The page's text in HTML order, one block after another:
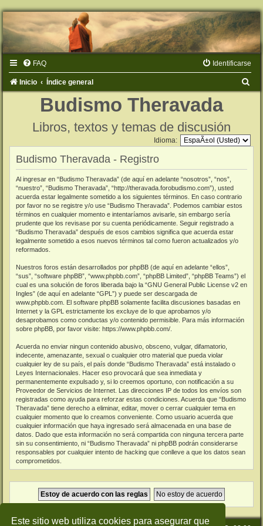
Este sitio web utiliza cookies para asegurar que
FAQ Identificarse
Inicio Índice general
Budismo Theravada
Libros, textos y temas de discusión
Idioma:
Budismo Theravada - Registro
Al ingresar en “Budismo Theravada” (de aquí en adelante “nosotros”, “nos”,
“nuestro”, “Budismo Theravada”, “http://theravada.forobudismo.com”), usted
acuerda estar legalmente sometido a los siguientes términos. En caso contrario
por favor no se registre y/o use “Budismo Theravada”. Podemos cambiar estos
términos en cualquier momento e intentaríamos avisarle, sin embargo sería
prudente que los revisase por su cuenta periódicamente. Seguir registrado a
“Budismo Theravada” después de esos cambios significa que acuerda estar
legalmente sometido a esos nuevos términos tal como fueron actualizados y/o
reformados.
Nuestros foros están desarrollados por phpBB (de aquí en adelante “ellos”,
“sus”, “software phpBB”, “www.phpbb.com”, “phpBB Limited”, “phpBB Teams”) el
cual es una solución de foros liberada bajo la “GNU General Public License v2 en
Ingles” (de aquí en adelante “GPL”) y puede ser descargada de
www.phpbb.com . El software phpBB solamente facilita discusiones basadas en
Internet y la GPL estrictamente los excluye de lo que aprobamos y/o
desaprobamos como conductas y/o contenido permisible. Para más información
sobre phpBB, por favor visite: https://www.phpbb.com/
Acuerda no enviar ningun contenido abusivo, obsceno, vulgar, difamatorio,
indecente, amenazante, sexual o cualquier otro material que pueda violar
cualquier ley de su país, el país donde “Budismo Theravada” está instalado o
Leyes Internacionales. Hacer eso provocará que sea inmediata y
permanentemente expulsado y, si lo creemos oportuno, con notificación a su
Proveedor de Servicios de Internet. Las direcciones IP de todos los envíos son
registradas como ayuda para reforzar estas condiciones. Acuerda que “Budismo
Theravada” tiene derecho a eliminar, editar, mover o cerrar cualquier tema en
cualquier momento que lo creamos conveniente. Como usuario acuerda que
cualquier información que haya ingresado será almacenada en una base de
datos. Dado que esta información no será compartida con ninguna tercera parte
sin su consentimiento, ni “Budismo Theravada” ni phpBB podrán considerarse
responsables por cualquier intento de hacking que conlleve a que los datos sean
comprometidos.